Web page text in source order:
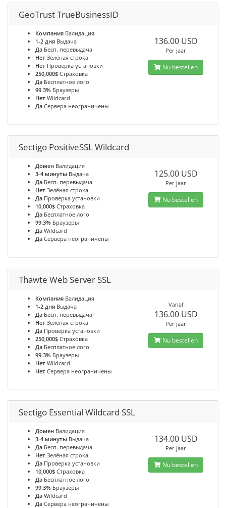
GeoTrust TrueBusinessID
Компания Валидация
1-2 дня Выдача
Да Бесп. перевыдача
Нет Зелёная строка
Нет Проверка установки
250,000$ Страховка
Да Бесплатное лого
99.3% Браузеры
Нет Wildcard
Да Сервера неограничены
136.00 USD
Per jaar
Nu bestellen
Sectigo PositiveSSL Wildcard
Домен Валидация
3-4 минуты Выдача
Да Бесп. перевыдача
Нет Зелёная строка
Да Проверка установки
10,000$ Страховка
Да Бесплатное лого
99.3% Браузеры
Да Wildcard
Да Сервера неограничены
125.00 USD
Per jaar
Nu bestellen
Thawte Web Server SSL
Компания Валидация
1-2 дня Выдача
Да Бесп. перевыдача
Нет Зелёная строка
Да Проверка установки
250,000$ Страховка
Да Бесплатное лого
99.3% Браузеры
Нет Wildcard
Нет Сервера неограничены
Vanaf
136.00 USD
Per jaar
Nu bestellen
Sectigo Essential Wildcard SSL
Домен Валидация
3-4 минуты Выдача
Да Бесп. перевыдача
Нет Зелёная строка
Да Проверка установки
10,000$ Страховка
Да Бесплатное лого
99.3% Браузеры
Да Wildcard
Да Сервера неограничены
134.00 USD
Per jaar
Nu bestellen